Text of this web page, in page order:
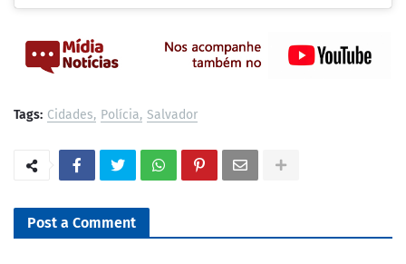
Tags: Cidades Polícia Salvador
Post a Comment